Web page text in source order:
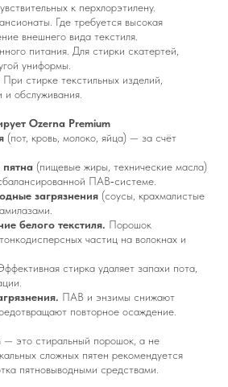
к перхлорэтилену.
Где требуется высокая
внешнего вида текстиля.
питания. Для стирки скатертей,
униформы.
стирке текстильных изделий,
и обслуживания.
Ozerna Premium
(пот, кровь, молоко, яйца) — за счёт
(пищевые жиры, технические масла)
ПАВ‑системе.
загрязнения (соусы, крахмалистые
белого текстиля. Порошок
частиц на волокнах и
стирка удаляет запахи пота,
ПАВ и энзимы снижают
повторное осаждение.
— это стиральный порошок, а не
сложных пятен рекомендуется
пятновыводными средствами.